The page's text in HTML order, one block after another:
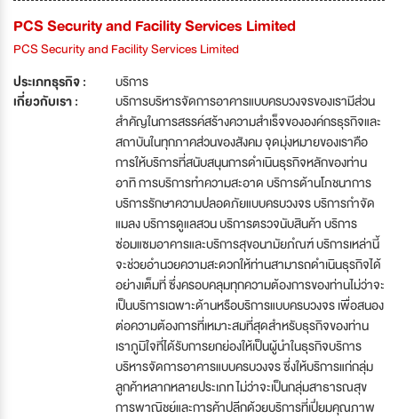
PCS Security and Facility Services Limited
PCS Security and Facility Services Limited
ประเภทธุรกิจ :
บริการ
เกี่ยวกับเรา :
บริการบริหารจัดการอาคารแบบครบวงจรของเรามีส่วน
สำคัญในการสรรค์สร้างความสำเร็จขององค์กรธุรกิจและ
สถาบันในทุกภาคส่วนของสังคม จุดมุ่งหมายของเราคือ
การให้บริการที่สนับสนุนการดำเนินธุรกิจหลักของท่าน
อาทิ การบริการทำความสะอาด บริการด้านโภชนาการ
บริการรักษาความปลอดภัยแบบครบวงจร บริการกำจัด
แมลง บริการดูแลสวน บริการตรวจนับสินค้า บริการ
ซ่อมแซมอาคารและบริการสุขอนามัยภํณฑ์ บริการเหล่านี้
จะช่วยอำนวยความสะดวกให้ท่านสามารถดำเนินธุรกิจได้
อย่างเต็มที่ ซึ่งครอบคลุมทุกความต้องการของท่านไม่ว่าจะ
เป็นบริการเฉพาะด้านหรือบริการแบบครบวงจร เพื่อสนอง
ต่อความต้องการที่เหมาะสมที่สุดสำหรับธุรกิจของท่าน
เราภูมิใจที่ได้รับการยกย่องให้เป็นผู้นำในธุรกิจบริการ
บริหารจัดการอาคารแบบครบวงจร ซึ่งให้บริการแก่กลุ่ม
ลูกค้าหลากหลายประเภท ไม่ว่าจะเป็นกลุ่มสาธารณสุข
การพาณิชย์และการค้าปลีกด้วยบริการที่เปี่ยมคุณภาพ